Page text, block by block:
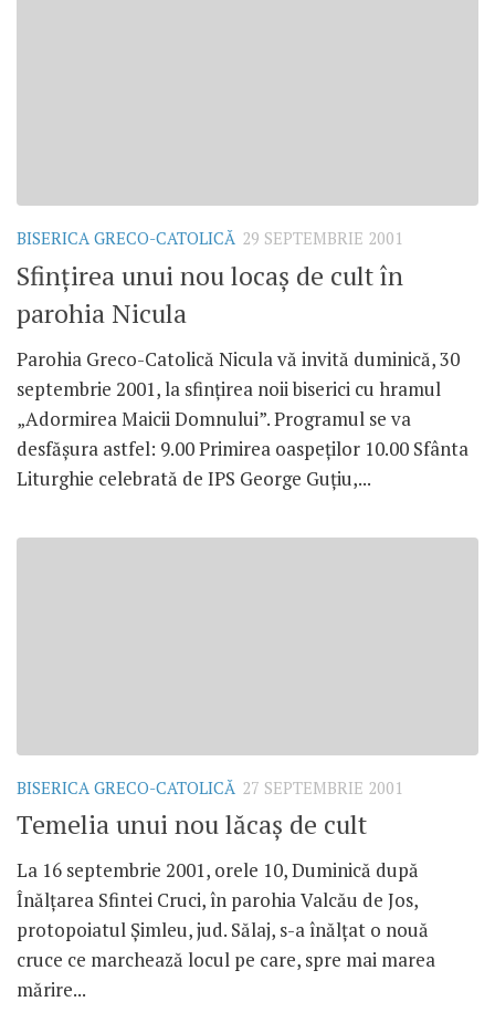
BISERICA GRECO-CATOLICĂ 29 SEPTEMBRIE 2001
Sfinţirea unui nou locaş de cult în
parohia Nicula
Parohia Greco-Catolică Nicula vă invită duminică, 30
septembrie 2001, la sfinţirea noii biserici cu hramul
„Adormirea Maicii Domnului”. Programul se va
desfăşura astfel: 9.00 Primirea oaspeţilor 10.00 Sfânta
Liturghie celebrată de IPS George Guţiu,...
BISERICA GRECO-CATOLICĂ 27 SEPTEMBRIE 2001
Temelia unui nou lăcaş de cult
La 16 septembrie 2001, orele 10, Duminică după
Înălţarea Sfintei Cruci, în parohia Valcău de Jos,
protopoiatul Şimleu, jud. Sălaj, s-a înălţat o nouă
cruce ce marchează locul pe care, spre mai marea
mărire...